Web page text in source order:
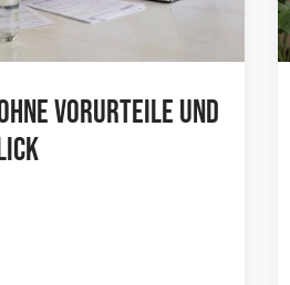
Vorurteile Und